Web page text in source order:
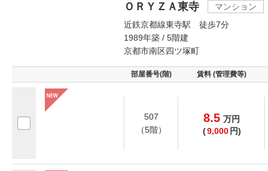
ＯＲＹＺＡ東寺
マンション
近鉄京都線東寺駅 徒歩7分
1989年築 / 5階建
京都市南区四ツ塚町
部屋番号(階) 賃料 (管理費等)
507
（5階）
8.5 万円
(9,000 円)